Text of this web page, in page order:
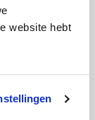
website hebt
geld.